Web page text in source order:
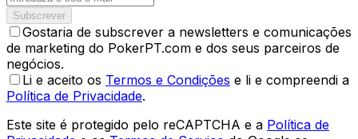
Subscrever
Gostaria de subscrever a newsletters e comunicações
de marketing do PokerPT.com e dos seus parceiros de
negócios.
Li e aceito os Termos e Condições e li e compreendi a
Política de Privacidade.
Este site é protegido pelo reCAPTCHA e a Política de